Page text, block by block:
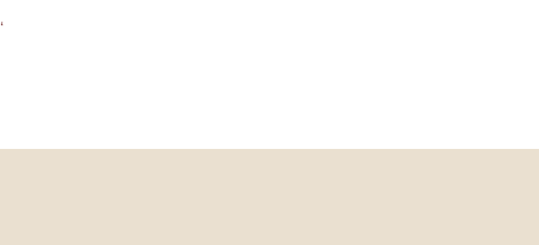
‘